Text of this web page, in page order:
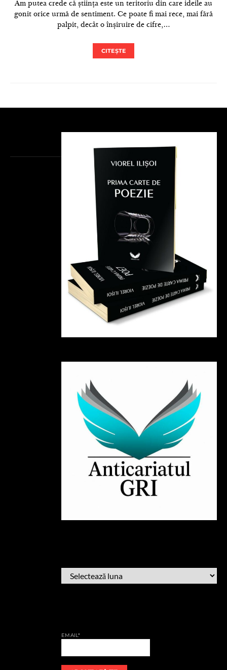
Am putea crede că știința este un teritoriu din care ideile au
gonit orice urmă de sentiment. Ce poate fi mai rece, mai fără
palpit, decât o înșiruire de cifre,…
CITEȘTE
EMAIL*